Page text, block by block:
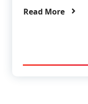
Read More